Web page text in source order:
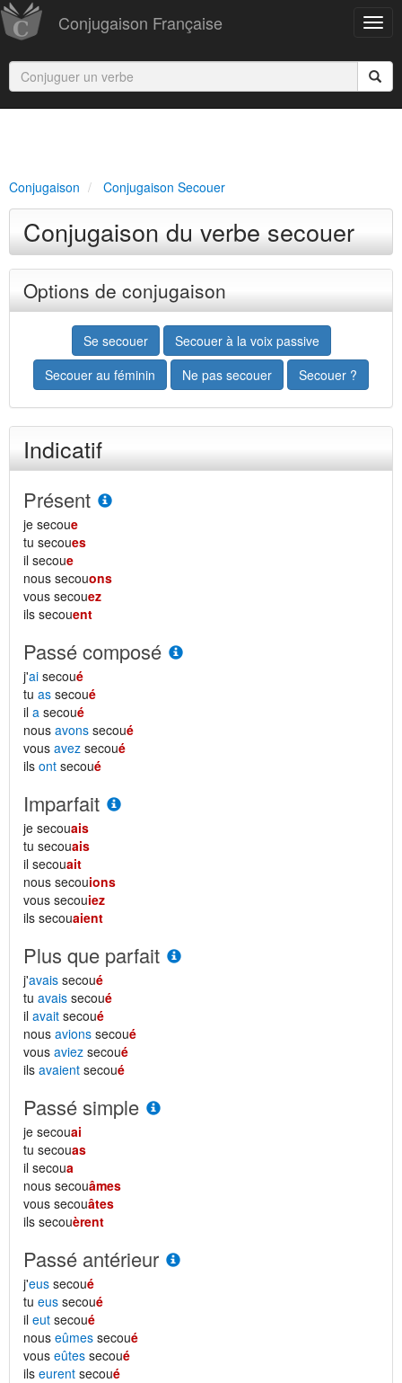
Conjugaison Française
Conjugaison Conjugaison Secouer
Conjugaison du verbe secouer
Options de conjugaison
Se secouer
Secouer à la voix passive
Secouer au féminin
Ne pas secouer Secouer ?
Indicatif
Présent
je secoue
tu secoues
il secoue
nous secouons
vous secouez
ils secouent
Passé composé
j'ai secoué
tu as secoué
il a secoué
nous avons secoué
vous avez secoué
ils ont secoué
Imparfait
je secouais
tu secouais
il secouait
nous secouions
vous secouiez
ils secouaient
Plus que parfait
j'avais secoué
tu avais secoué
il avait secoué
nous avions secoué
vous aviez secoué
ils avaient secoué
Passé simple
je secouai
tu secouas
il secoua
nous secouâmes
vous secouâtes
ils secouèrent
Passé antérieur
j'eus secoué
tu eus secoué
il eut secoué
nous eûmes secoué
vous eûtes secoué
ils eurent secoué